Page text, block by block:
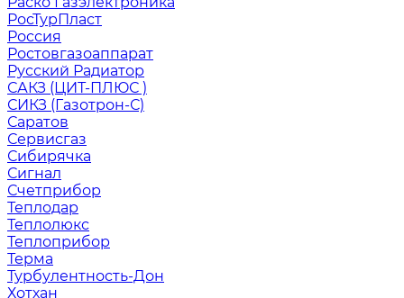
РосТурПласт
Россия
Ростовгазоаппарат
Русский Радиатор
САКЗ (ЦИТ-ПЛЮС )
СИКЗ (Газотрон-С)
Саратов
Сервисгаз
Сибирячка
Сигнал
Счетприбор
Теплодар
Теплолюкс
Теплоприбор
Терма
Турбулентность-Дон
Хотхан